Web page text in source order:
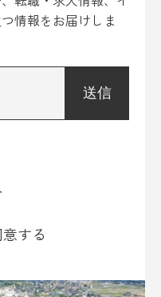
情報をお届けしま
する